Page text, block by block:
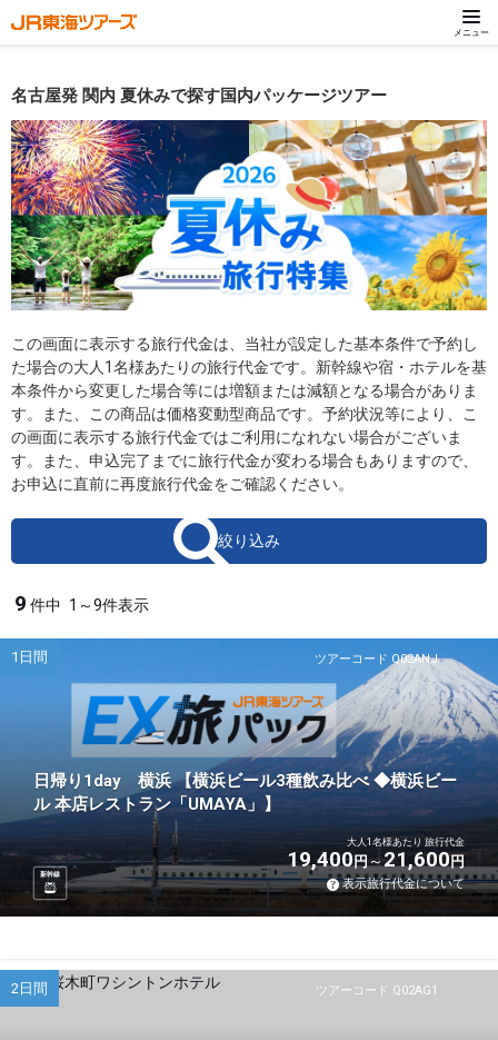
メニュー
名古屋発 関内 夏休みで探す国内パッケージツアー
この画面に表示する旅行代金は、当社が設定した基本条件で予約し
た場合の大人1名様あたりの旅行代金です。新幹線や宿・ホテルを基
本条件から変更した場合等には増額または減額となる場合がありま
す。また、この商品は価格変動型商品です。予約状況等により、こ
の画面に表示する旅行代金ではご利用になれない場合がございま
す。また、申込完了までに旅行代金が変わる場合もありますので、
お申込に直前に再度旅行代金をご確認ください。
絞り込み
9 件中 1～9件表示
ツアーコード Q02ANJ
1日間
日帰り1day 横浜 【横浜ビール3種飲み比べ ◆横浜ビー
ル 本店レストラン「UMAYA」】
新幹線
大人1名様あたり 旅行代金
19,400円 21,600円
表示旅行代金について
ツアーコード Q02AG1
2日間